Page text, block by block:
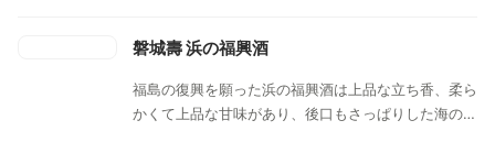
磐城壽 浜の福興酒
福島の復興を願った浜の福興酒は上品な立ち香、柔ら
かくて上品な甘味があり、後口もさっぱりした海の男